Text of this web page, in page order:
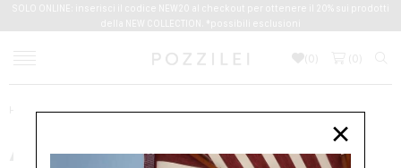
SOLO ONLINE: inserisci il codice NEW20 al checkout per ottenere il 20% sui prodotti
della NEW COLLECTION. *possibili esclusioni
(0 (0
Home NUOVI ARRIVI Uomo Abbigliamento
ABBIGLIAMENTO ×